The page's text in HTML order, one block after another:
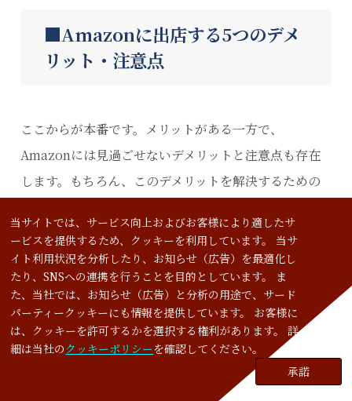
Amazonに出店する5つのデメ
リット・注意点
ここからが本番です。メリットがある一方で、
Amazonには見過ごせないデメリットと注意点も存在
します。もちろん、このデメリットを解決するための
し、ご契約いただいた企業様へは共有をさせて頂いて
おります。そのようなCrescentの経験から、支援現場
で実際に確認されたリアルな課題をお伝えします。
①手数料・広告費による利益圧迫
当サイトでは、サービス向上およびお客様により適したサ
ービスを提供するため、クッキーを利用しています。 当サ
イト利用状況を分析したり、お知らせ（広告）を最適化し
たり、SNSへの連携を行うことを目的としています。 ま
た、当社では、お知らせ（広告）と分析の用途で、サード
パーティークッキーにも情報を提供しています。 お客様に
は、クッキーを許可するかを選択する権利があります。 詳
細は当社の クッキーポリシーを確認してください。
承諾